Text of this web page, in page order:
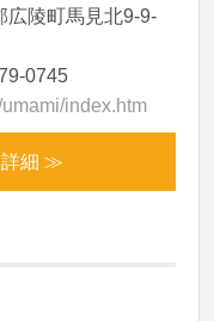
広陵町馬見北9-9-
0745
index.htm
詳細 ≫